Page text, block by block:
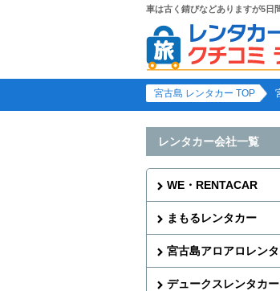
車は古く錆びなどありますが5日
宮古島 レンタカー TOP
レンタカー会社一覧
WE・RENTACAR
まもるレンタカー
宮古島アロアロレン
デュークスレンタカー